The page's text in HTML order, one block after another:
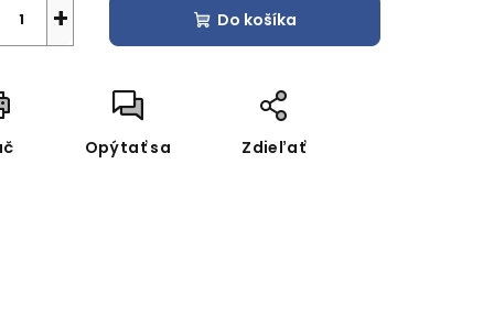
+ Do košíka
Opýtať sa Zdieľať